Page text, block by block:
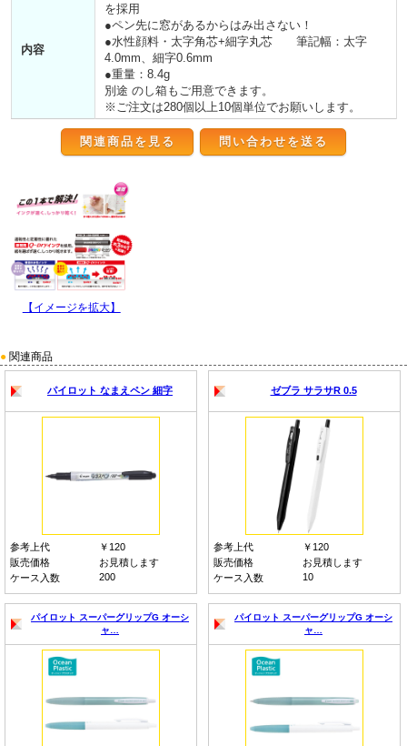
内容
を採用
●ペン先に窓があるからはみ出さない！
●水性顔料・太字角芯+細字丸芯 筆記幅：太字
4.0mm、細字0.6mm
●重量：8.4g
別途 のし箱もご用意できます。
※ご注文は280個以上10個単位でお願いします。
関連商品を見る
【イメージを拡大】
● 関連商品
パイロット なまえペン 細字
参考上代
￥120
販売価格
お見積します
ケース入数
200
ゼブラ サラサR 0.5
参考上代
￥120
販売価格
お見積します
ケース入数
10
パイロット スーパーグリップG オーシ
ャ…
パイロット スーパーグリップG オーシ
ャ…